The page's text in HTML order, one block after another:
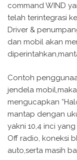
command WIND
telah terintegrasi
Driver &
dan mobil akan
Contoh
jendela
mengucapkan
mantap dengan
yakni 10,4 inci
Off radio, koneksi
auto,serta masih